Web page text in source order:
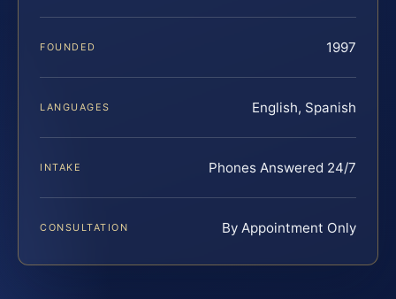
FOUNDED 1997
LANGUAGES English, Spanish
INTAKE Phones Answered 24/7
CONSULTATION By Appointment Only